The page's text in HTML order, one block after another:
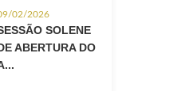
02/2026
SOLENE
ABERTURA DO